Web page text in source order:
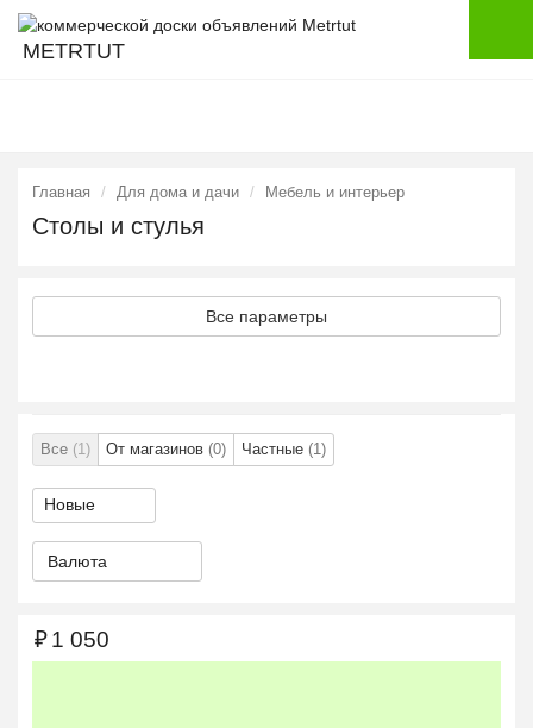
METRTUT
Главная Для дома и дачи Мебель и интерьер
Столы и стулья
Все параметры
Все (1) От магазинов (0) Частные (1)
Валюта
₽1 050